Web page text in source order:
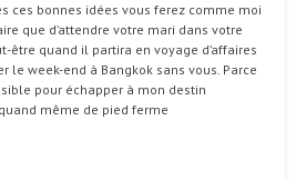
ces bonnes idées vous ferez comme moi
que d’attendre votre mari dans votre
être quand il partira en voyage d’affaires
le week-end à Bangkok sans vous. Parce
pour échapper à mon destin
même de pied ferme